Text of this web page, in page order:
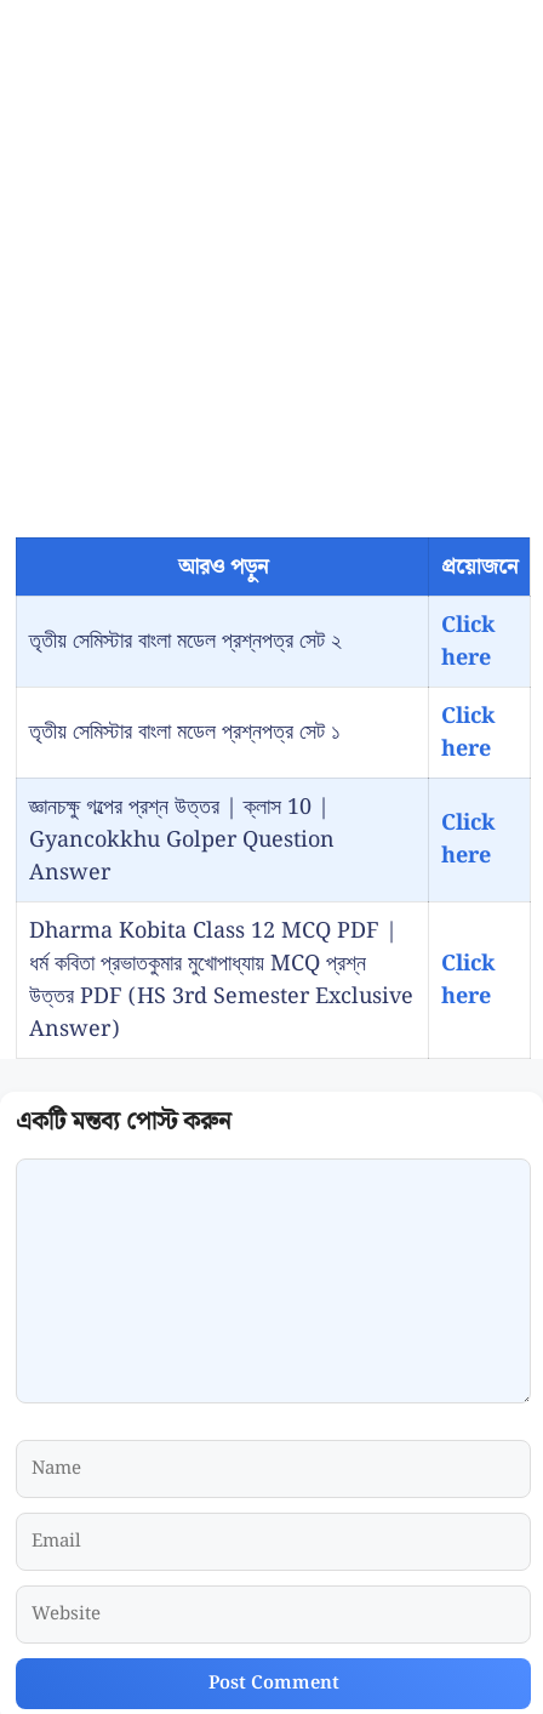
আরও পড়ুন প্রয়োজনে
তৃতীয় সেমিস্টার বাংলা মডেল প্রশ্নপত্র সেট ২
Click
here
তৃতীয় সেমিস্টার বাংলা মডেল প্রশ্নপত্র সেট ১
Click
here
জ্ঞানচক্ষু গল্পের প্রশ্ন উত্তর | ক্লাস 10 |
Gyancokkhu Golper Question
Answer
Click
here
Dharma Kobita Class 12 MCQ PDF |
ধর্ম কবিতা প্রভাতকুমার মুখোপাধ্যায় MCQ প্রশ্ন
উত্তর PDF (HS 3rd Semester Exclusive
Answer)
Click
here
Comment
Name
Email
Website